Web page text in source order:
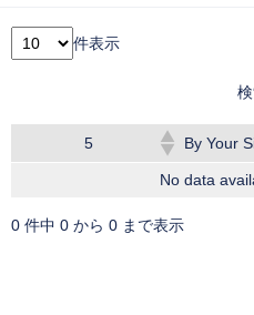
件表示
5 By Your
No data
0 件中 0 から 0 まで表示